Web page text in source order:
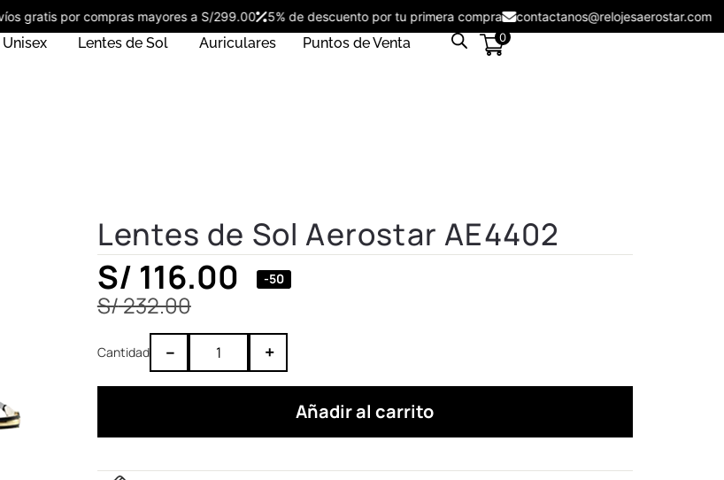
Envíos gratis por compras mayores a S/299.00 5% de descuento por tu primera compra
Unisex Lentes de Sol Auriculares Puntos de Venta 0
Lentes de Sol Aerostar AE4402
S/232.00
S/ 116.00 -50
– +
Añadir al carrito